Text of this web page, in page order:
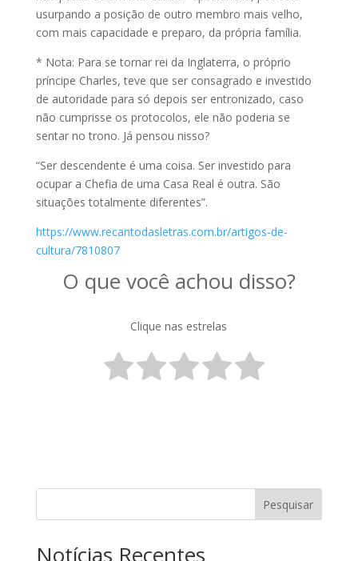
usurpando a posição de outro membro mais velho,
com mais capacidade e preparo, da própria família.
* Nota: Para se tornar rei da Inglaterra, o próprio
príncipe Charles, teve que ser consagrado e investido
de autoridade para só depois ser entronizado, caso
não cumprisse os protocolos, ele não poderia se
sentar no trono. Já pensou nisso?
“Ser descendente é uma coisa. Ser investido para
ocupar a Chefia de uma Casa Real é outra. São
situações totalmente diferentes”.
https://www.recantodasletras.com.br/artigos-de-
cultura/7810807
O que você achou disso?
Clique nas estrelas
Pesquisar
Notícias Recentes